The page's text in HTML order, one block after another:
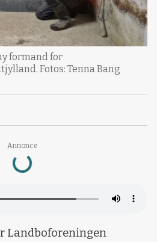
Annonce
Loading...
formand for
Fotos: Tenna Bang
Landboforeningen